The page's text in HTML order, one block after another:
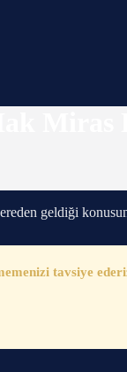
geldiği
tavsiye